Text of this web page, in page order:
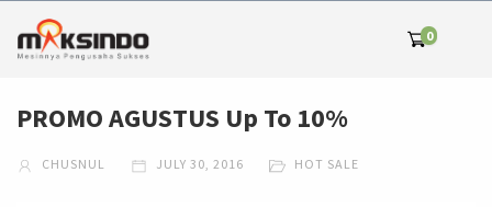
0
PROMO AGUSTUS Up To 10%
CHUSNUL JULY 30, 2016 HOT SALE